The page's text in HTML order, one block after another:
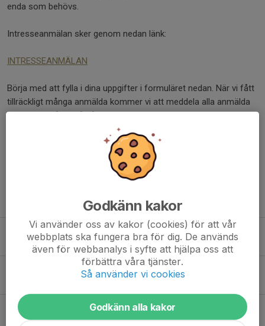
enda som behövs.
Intresseanmälan sker genom nedan länk:
INTRESSEANMÄLAN
Börja med att fylla i dina uppgifter i formuläret nedan. När vi fått
tillräckligt många anmälda kommer vi att meddela alla anmälda
när vi drar igång! Så håll till godo!
Tidigare nyheter
Team Fighting & Fitness till World Cup!
24 jul, 09:35
Ny klubbkollektion!
Gnestadagen 6 juni, 2026!
31 maj, 18:03 0
Godkänn kakor
Vi använder oss av kakor (cookies) för att vår
webbplats ska fungera bra för dig. De används
även för webbanalys i syfte att hjälpa oss att
förbättra våra tjänster.
Så använder vi cookies
Godkänn alla kakor